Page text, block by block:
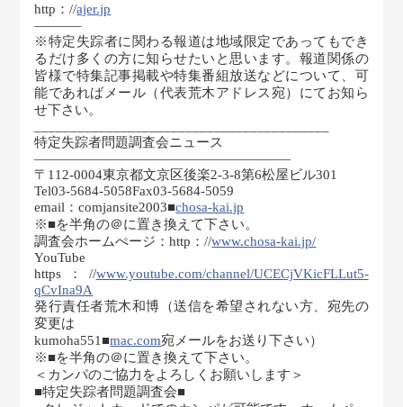
http：//ajer.jp
———–
※特定失踪者に関わる報道は地域限定であってもでき
るだけ多くの方に知らせたいと思います。報道関係の
皆様で特集記事掲載や特集番組放送などについて、可
能であればメール（代表荒木アドレス宛）にてお知ら
せ下さい。
特定失踪者問題調査会ニュース
———————————————————
〒112-0004東京都文京区後楽2-3-8第6松屋ビル301
Tel03-5684-5058Fax03-5684-5059
email：comjansite2003■chosa-kai.jp
※■を半角の＠に置き換えて下さい。
調査会ホームぺージ：http：//www.chosa-kai.jp/
YouTube
https：//www.youtube.com/channel/UCECjVKicFLLut5-
qCvIna9A
発行責任者荒木和博（送信を希望されない方、宛先の
変更は
kumoha551■mac.com宛メールをお送り下さい）
※■を半角の＠に置き換えて下さい。
＜カンパのご協力をよろしくお願いします＞
■特定失踪者問題調査会■